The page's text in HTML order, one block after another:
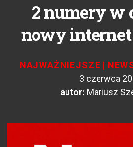
2 numery w
nowy
NAJWAŻNIEJSZE |
3 czerwca
autor: Mariusz